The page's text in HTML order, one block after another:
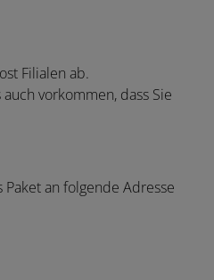
Filialen ab.
vorkommen, dass Sie
an folgende Adresse